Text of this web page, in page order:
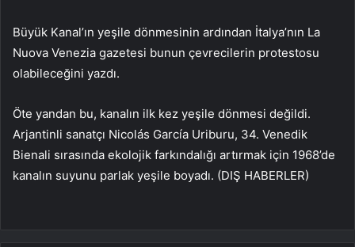
Büyük Kanal’ın yeşile dönmesinin ardından İtalya’nın La
Nuova Venezia gazetesi bunun çevrecilerin protestosu
olabileceğini yazdı.
Öte yandan bu, kanalın ilk kez yeşile dönmesi değildi.
Arjantinli sanatçı Nicolás García Uriburu, 34. Venedik
Bienali sırasında ekolojik farkındalığı artırmak için 1968’de
kanalın suyunu parlak yeşile boyadı. (DIŞ HABERLER)